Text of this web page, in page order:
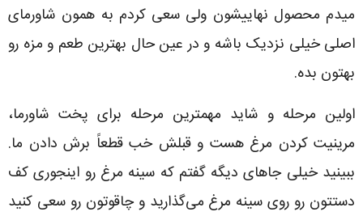
میدم محصول نهاییشون ولی سعی کردم به همون شاورمای
اصلی خیلی نزدیک باشه و در عین حال بهترین طعم و مزه رو
بهتون بده.
اولین مرحله و شاید مهمترین مرحله برای پخت شاورما،
مرینیت کردن مرغ هست و قبلش خب قطعاً برش دادن ما.
ببینید خیلی جاهای دیگه گفتم که سینه مرغ رو اینجوری کف
دستتون رو روی سینه مرغ می‌گذارید و چاقوتون رو سعی کنید